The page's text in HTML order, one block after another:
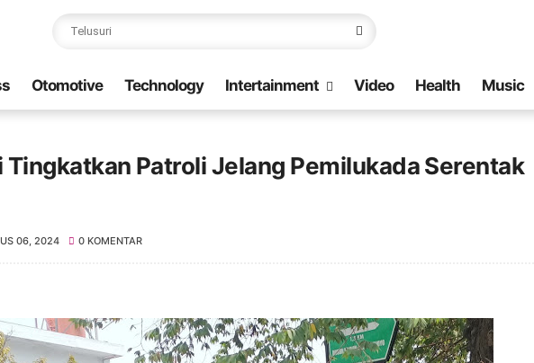
Otomotive Technology Intertainment Video Health Music
Tingkatkan Patroli Jelang Pemilukada Serentak
06, 2024 0 KOMENTAR